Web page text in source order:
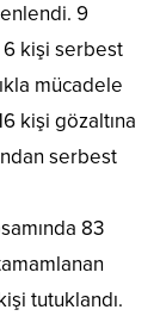
9
6 kişi serbest
mücadele
kişi gözaltına
serbest
83
tutuklandı.